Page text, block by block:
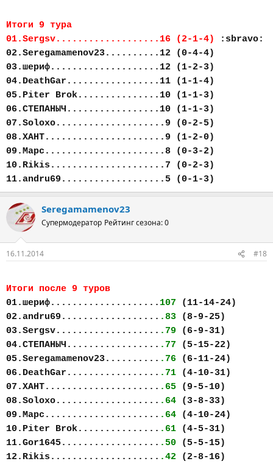
Итоги 9 тура
01.Sergsv...................16 (2-1-4)
:sbravo:
02.Seregamamenov23..........12 (0-4-4)
03.шериф....................12 (1-2-3)
04.DeathGar.................11 (1-1-4)
05.Piter Brok...............10 (1-1-3)
06.СТЕПАНЫЧ.................10 (1-1-3)
07.Soloxo....................9 (0-2-5)
08.ХАНТ......................9 (1-2-0)
09.Марс......................8 (0-3-2)
10.Rikis.....................7 (0-2-3)
11.andru69...................5 (0-1-3)
Seregamamenov23
Супермодератор Рейтинг сезона: 0
16.11.2014 #18
Итоги после 9 туров
01.шериф.................... 107 (11-14-24)
02.andru69.................. .83 (8-9-25)
03.Sergsv................... .79 (6-9-31)
04.СТЕПАНЫЧ................. .77 (5-15-22)
05.Seregamamenov23.......... .76 (6-11-24)
06.DeathGar................. .71 (4-10-31)
07.ХАНТ..................... .65 (9-5-10)
08.Soloxo................... .64 (3-8-33)
09.Марс..................... .64 (4-10-24)
10.Piter Brok............... .61 (4-5-31)
11.Gor1645.................. .50 (5-5-15)
12.Rikis.................... .42 (2-8-16)